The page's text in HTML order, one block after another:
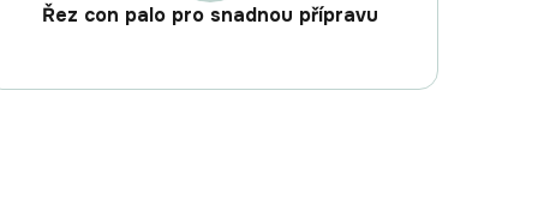
Řez con palo pro snadnou přípravu